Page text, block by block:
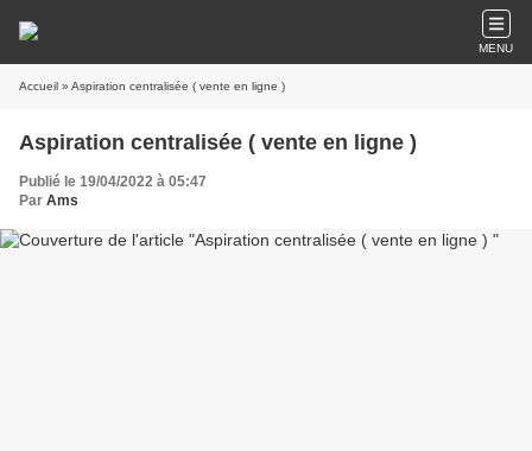
MENU
Accueil » Aspiration centralisée ( vente en ligne )
Aspiration centralisée ( vente en ligne )
Publié le 19/04/2022 à 05:47
Par Ams